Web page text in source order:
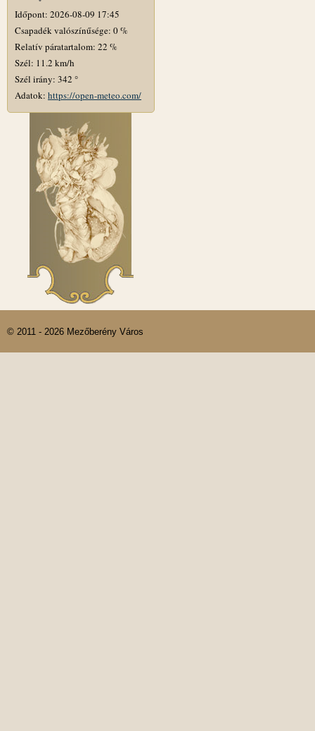
Időpont: 2026-08-09 17:45
Csapadék valószínűsége: 0 %
Relatív páratartalom: 22 %
Szél: 11.2 km/h
Szél irány: 342 °
Adatok: https://open-meteo.com/
© 2011 - 2026 Mezőberény Város